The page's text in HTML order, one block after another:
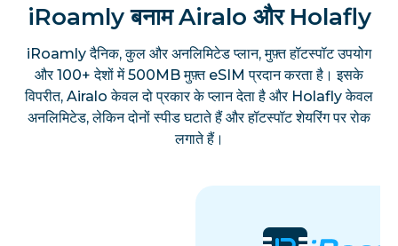
iRoamly बनाम Airalo और Holafly
iRoamly दैनिक, कुल और अनलिमिटेड प्लान, मुफ़्त हॉटस्पॉट उपयोग
और 100+ देशों में 500MB मुफ़्त eSIM प्रदान करता है। इसके
विपरीत, Airalo केवल दो प्रकार के प्लान देता है और Holafly केवल
अनलिमिटेड, लेकिन दोनों स्पीड घटाते हैं और हॉटस्पॉट शेयरिंग पर रोक
लगाते हैं।